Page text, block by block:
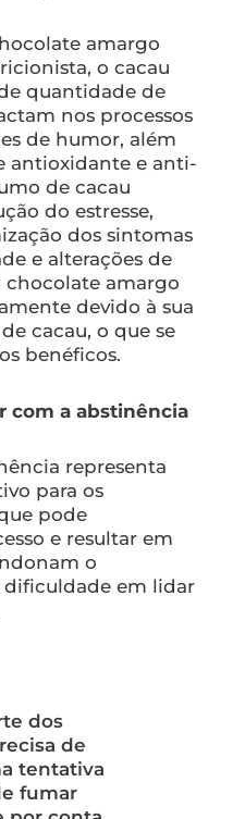
amargo
o cacau
quantidade de
nos processos
de humor, além
antioxidante e anti-
de cacau
do estresse,
dos sintomas
e alterações de
chocolate amargo
devido à sua
cacau, o que se
benéficos.
com a abstinência
representa
para os
pode
e resultar em
o
em lidar
dos
de
tentativa
fumar